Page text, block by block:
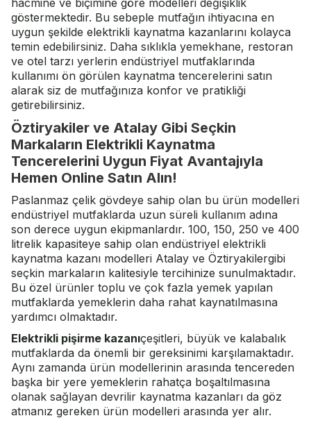
hacmine ve biçimine göre modelleri değişiklik
göstermektedir. Bu sebeple mutfağın ihtiyacına en
uygun şekilde elektrikli kaynatma kazanlarını kolayca
temin edebilirsiniz. Daha sıklıkla yemekhane, restoran
ve otel tarzı yerlerin endüstriyel mutfaklarında
kullanımı ön görülen kaynatma tencerelerini satın
alarak siz de mutfağınıza konfor ve pratikliği
getirebilirsiniz.
Öztiryakiler ve Atalay Gibi Seçkin
Markaların Elektrikli Kaynatma
Tencerelerini Uygun Fiyat Avantajıyla
Hemen Online Satın Alın!
Paslanmaz çelik gövdeye sahip olan bu ürün modelleri
endüstriyel mutfaklarda uzun süreli kullanım adına
son derece uygun ekipmanlardır. 100, 150, 250 ve 400
litrelik kapasiteye sahip olan endüstriyel elektrikli
kaynatma kazanı modelleri Atalay ve Öztiryakilergibi
seçkin markaların kalitesiyle tercihinize sunulmaktadır.
Bu özel ürünler toplu ve çok fazla yemek yapılan
mutfaklarda yemeklerin daha rahat kaynatılmasına
yardımcı olmaktadır.
Elektrikli pişirme kazanıçeşitleri, büyük ve kalabalık
mutfaklarda da önemli bir gereksinimi karşılamaktadır.
Aynı zamanda ürün modellerinin arasında tencereden
başka bir yere yemeklerin rahatça boşaltılmasına
olanak sağlayan devrilir kaynatma kazanları da göz
atmanız gereken ürün modelleri arasında yer alır.